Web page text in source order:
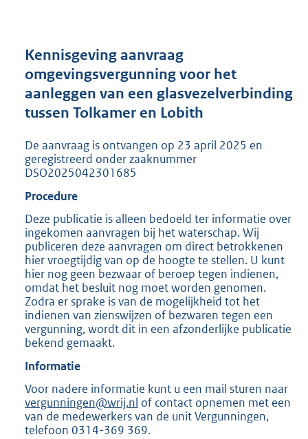
r
o
t
t
2
0
Kennisgeving aanvraag
omgevingsvergunning voor het
aanleggen van een glasvezelverbinding
tussen Tolkamer en Lobith
De aanvraag is ontvangen op 23 april 2025 en
geregistreerd onder zaaknummer
DSO2025042301685
Procedure
Deze publicatie is alleen bedoeld ter informatie over
ingekomen aanvragen bij het waterschap. Wij
publiceren deze aanvragen om direct betrokkenen
hier vroegtijdig van op de hoogte te stellen. U kunt
hier nog geen bezwaar of beroep tegen indienen,
omdat het besluit nog moet worden genomen.
Zodra er sprake is van de mogelijkheid tot het
indienen van zienswijzen of bezwaren tegen een
vergunning, wordt dit in een afzonderlijke publicatie
bekend gemaakt.
Informatie
Voor nadere informatie kunt u een mail sturen naar
vergunningen@wrij.nl of contact opnemen met een
van de medewerkers van de unit Vergunningen,
telefoon 0314-369 369.